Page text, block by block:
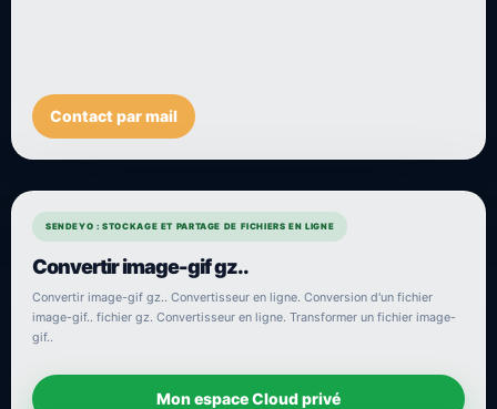
Contact par mail
SENDEYO : STOCKAGE ET PARTAGE DE FICHIERS EN LIGNE
Convertir image-gif gz..
Convertir image-gif gz.. Convertisseur en ligne. Conversion d'un fichier
image-gif.. fichier gz. Convertisseur en ligne. Transformer un fichier image-
gif..
Mon espace Cloud privé